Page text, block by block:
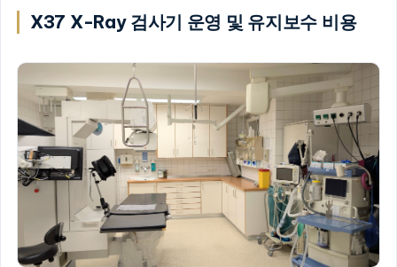
X37 X-Ray 검사기 운영 및 유지보수 비용